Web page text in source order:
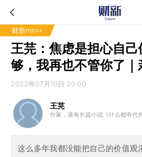
财新mini+
王芫：焦虑是担心自己
够，我再也不管你了｜
2022年07月10日 20:00
王芫
作家，著有长篇小说《什么都有代
这么多年我都没能把自己的价值观